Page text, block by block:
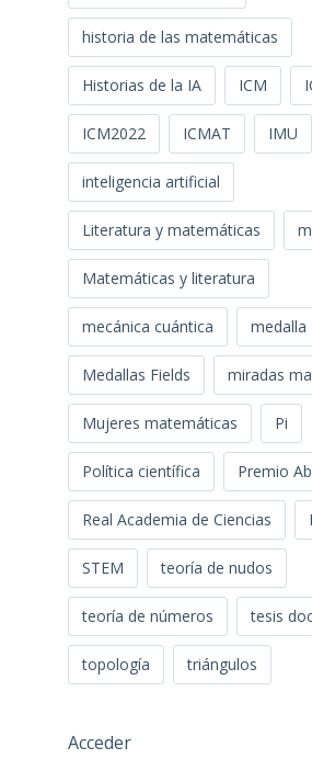
historia de las matemáticas
Historias de la IA ICM
ICM2022 ICMAT IMU
inteligencia artificial
Literatura y matemáticas
Matemáticas y literatura
mecánica cuántica medalla
Medallas Fields miradas
Mujeres matemáticas Pi
Política científica Premio
Real Academia de Ciencias
STEM teoría de nudos
teoría de números tesis
topología triángulos
Acceder